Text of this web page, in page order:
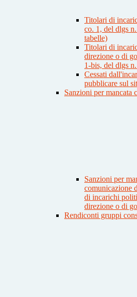
Titolari di
co. 1, del dlgs
tabelle)
Titolari di
direzione o di
1-bis, del dlgs
Cessati
pubblicare sul
Sanzioni per mancata
Sanzioni per
comunicazione
di incarichi
direzione o di
Rendiconti gruppi